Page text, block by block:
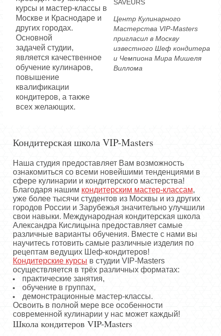
курсы и мастер-классы в
Москве и Краснодаре и
других городах.
Основной
задачей студии,
является качественное
обучение кулинаров,
повышение
квалификации
кондитеров, а также
всех желающих.
SAVEURS
Центр Кулинарного
Мастерства VIP-Masters
пригласил в Москву
известного Шеф кондитера
и Чемпиона Мира Мишеля
Виллома
Кондитерская школа VIP-Masters
Наша студия предоставляет Вам возможность
ознакомиться со всеми новейшими тенденциями в
сфере кулинарии и кондитерского мастерства!
Благодаря нашим кондитерским мастер-классам,
уже более тысячи студентов из Москвы и из других
городов России и Зарубежья значительно улучшили
свои навыки. Международная кондитерская школа
Александра Кислицына предоставляет самые
различные варианты обучения. Вместе с нами вы
научитесь готовить самые различные изделия по
рецептам ведущих Шеф-кондитеров!
Кондитерские курсы в студии VIP-Masters
осуществляется в трёх различных форматах:
практические занятия,
обучение в группах,
демонстрационные мастер-классы.
Освоить в полной мере все особенности
современной кулинарии у нас может каждый!
Школа кондитеров VIP-Masters